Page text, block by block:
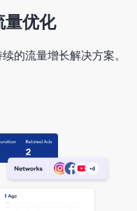
量优化
的流量增长解决方案。